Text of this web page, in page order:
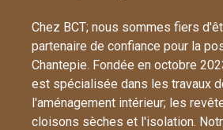
Chez BCT; nous sommes fiers
partenaire de confiance pour la
Chantepie. Fondée en octobre
est spécialisée dans les travaux
l'aménagement intérieur; les
cloisons sèches et l'isolation.